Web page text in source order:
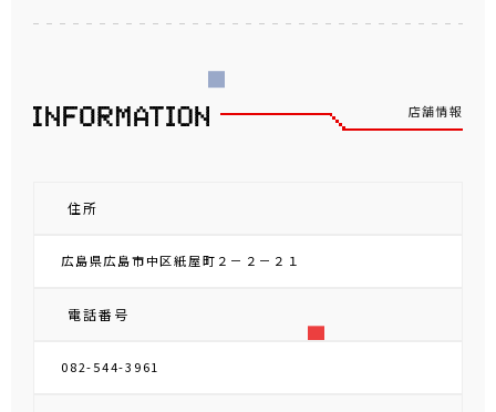
店舗情報
住所
広島県広島市中区紙屋町２－２－２１
電話番号
082-544-3961